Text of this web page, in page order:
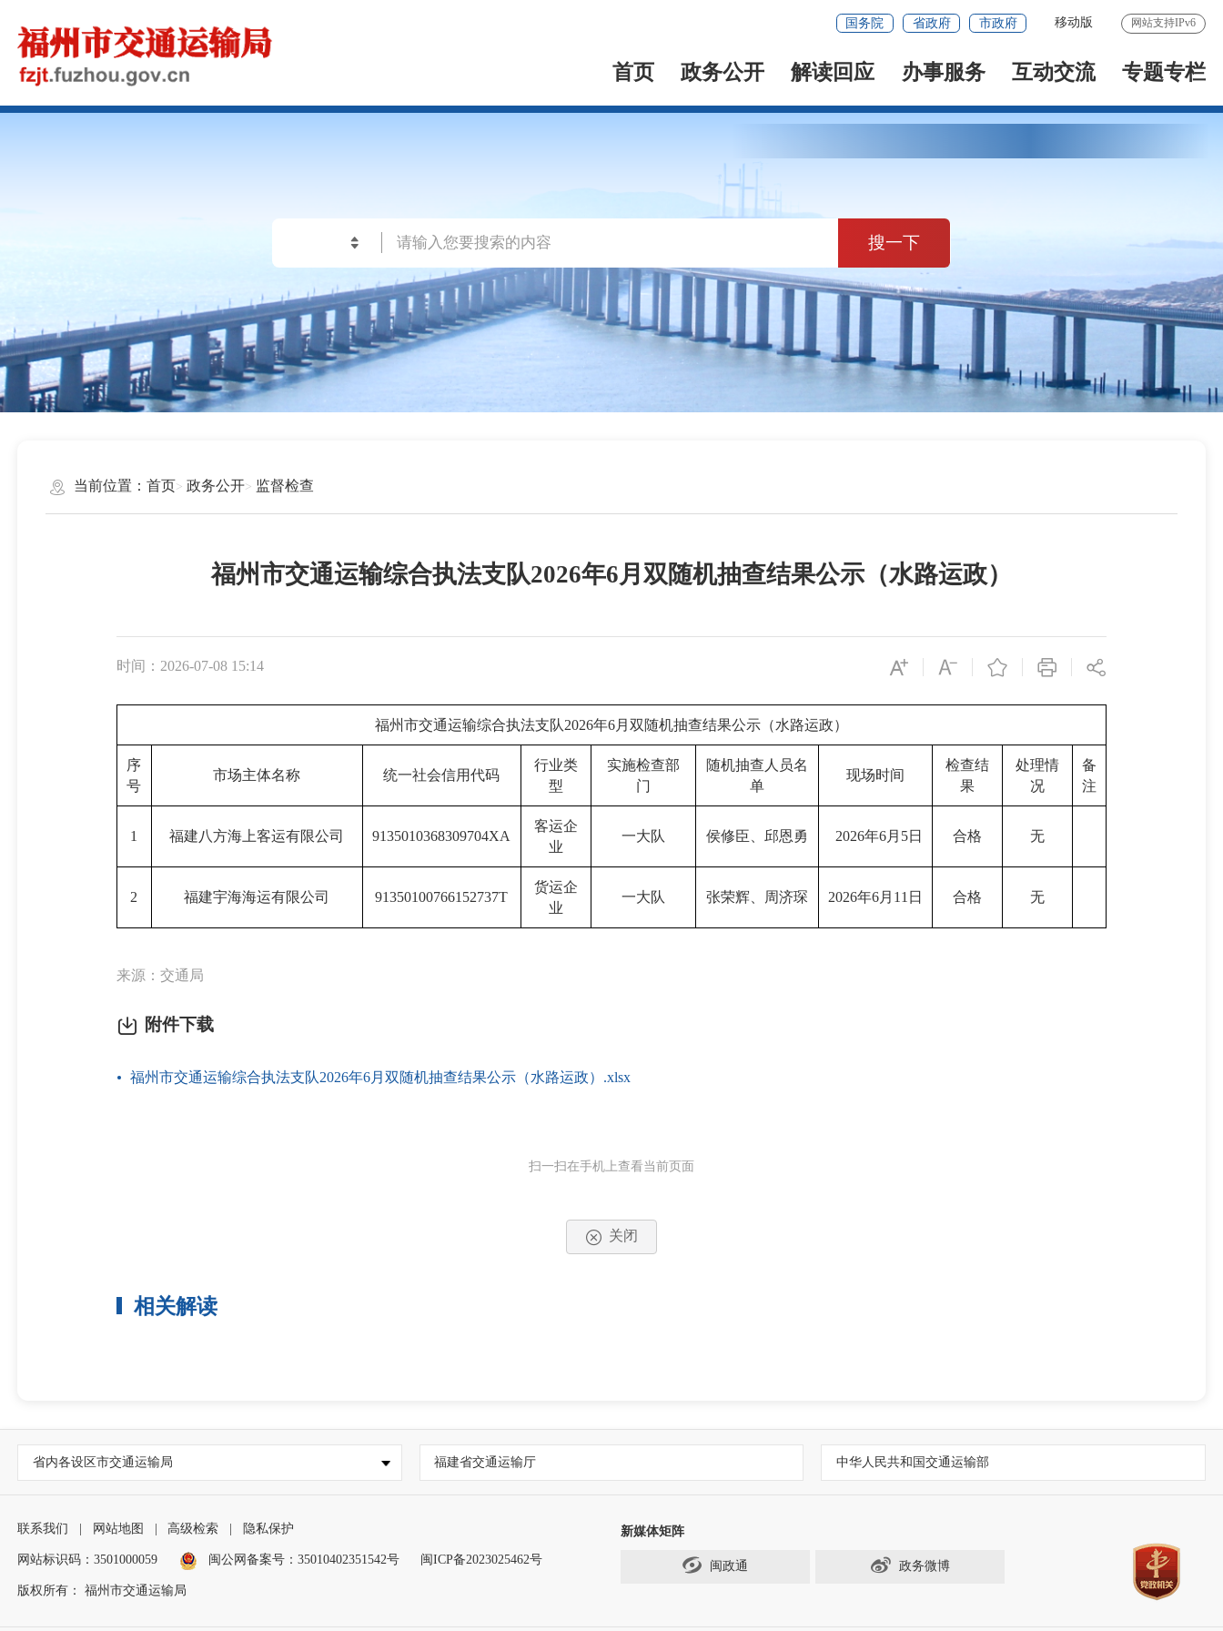
国务院 省政府 市政府 移动版 网站支持IPv6
首页 政务公开 解读回应 办事服务 互动交流 专题专栏
搜一下
当前位置： 首页 政务公开 监督检查
福州市交通运输综合执法支队2026年6月双随机抽查结果公示（水路运政）
时间：2026-07-08 15:14
福州市交通运输综合执法支队2026年6月双随机抽查结果公示（水路运政）
序
号
市场主体名称 统一社会信用代码
行业类
型
实施检查部
门
随机抽查人员名
单
现场时间
检查结
果
处理情
况
备
注
1 福建八方海上客运有限公司 9135010368309704XA
客运企
业
一大队 侯修臣、邱恩勇 2026年6月5日 合格 无
2 福建宇海海运有限公司 91350100766152737T
货运企
业
一大队 张荣辉、周济琛 2026年6月11日 合格 无
来源：交通局
附件下载
福州市交通运输综合执法支队2026年6月双随机抽查结果公示（水路运政）.xlsx
扫一扫在手机上查看当前页面
关闭
相关解读
省内各设区市交通运输局 福建省交通运输厅 中华人民共和国交通运输部
联系我们 网站地图 高级检索 隐私保护
网站标识码：3501000059 闽公网备案号：35010402351542号 闽ICP备2023025462号
版权所有： 福州市交通运输局
新媒体矩阵
闽政通 政务微博